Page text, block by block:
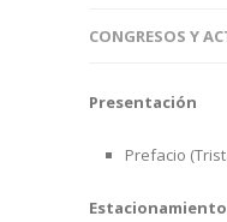
CONGRESOS Y
Presentación
Prefacio
Estacionamiento